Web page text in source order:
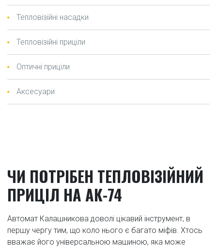
Тепловізійні насадки
Тепловізійні приціли
Оптичні приціли
Аксесуари
ЧИ ПОТРІБЕН ТЕПЛОВІЗІЙНИЙ
ПРИЦІЛ НА АК-74
Автомат Калашникова доволі цікавий інструмент, в
першу чергу тим, що коло нього є багато міфів. Хтось
вважає його універсальною машиною, яка може